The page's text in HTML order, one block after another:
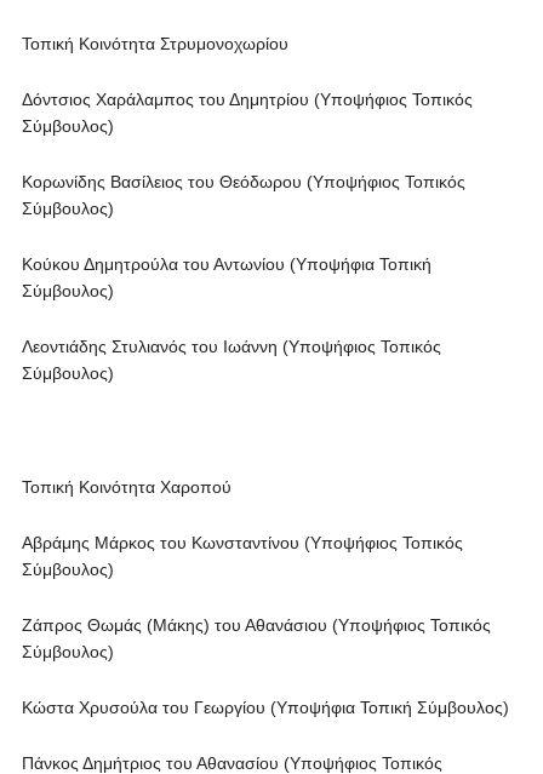
Τοπική Κοινότητα Στρυμονοχωρίου
Δόντσιος Χαράλαμπος του Δημητρίου (Υποψήφιος Τοπικός
Σύμβουλος)
Κορωνίδης Βασίλειος του Θεόδωρου (Υποψήφιος Τοπικός
Σύμβουλος)
Κούκου Δημητρούλα του Αντωνίου (Υποψήφια Τοπική
Σύμβουλος)
Λεοντιάδης Στυλιανός του Ιωάννη (Υποψήφιος Τοπικός
Σύμβουλος)
Τοπική Κοινότητα Χαροπού
Αβράμης Μάρκος του Κωνσταντίνου (Υποψήφιος Τοπικός
Σύμβουλος)
Ζάπρος Θωμάς (Μάκης) του Αθανάσιου (Υποψήφιος Τοπικός
Σύμβουλος)
Κώστα Χρυσούλα του Γεωργίου (Υποψήφια Τοπική Σύμβουλος)
Πάνκος Δημήτριος του Αθανασίου (Υποψήφιος Τοπικός